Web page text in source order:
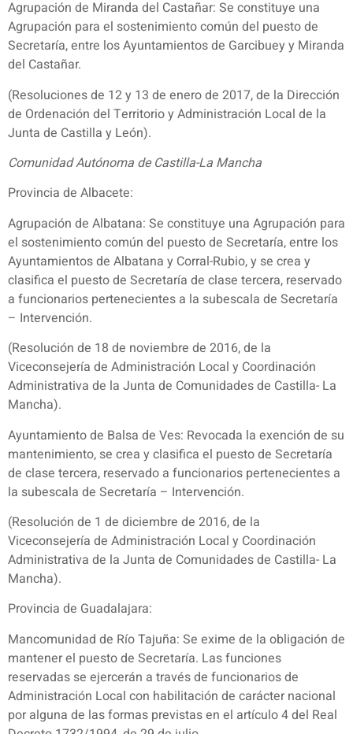
Agrupación de Miranda del Castañar: Se constituye una
Agrupación para el sostenimiento común del puesto de
Secretaría, entre los Ayuntamientos de Garcibuey y Miranda
del Castañar.
(Resoluciones de 12 y 13 de enero de 2017, de la Dirección
de Ordenación del Territorio y Administración Local de la
Junta de Castilla y León).
Comunidad Autónoma de Castilla-La Mancha
Provincia de Albacete:
Agrupación de Albatana: Se constituye una Agrupación para
el sostenimiento común del puesto de Secretaría, entre los
Ayuntamientos de Albatana y Corral-Rubio, y se crea y
clasifica el puesto de Secretaría de clase tercera, reservado
a funcionarios pertenecientes a la subescala de Secretaría
– Intervención.
(Resolución de 18 de noviembre de 2016, de la
Viceconsejería de Administración Local y Coordinación
Administrativa de la Junta de Comunidades de Castilla- La
Mancha).
Ayuntamiento de Balsa de Ves: Revocada la exención de su
mantenimiento, se crea y clasifica el puesto de Secretaría
de clase tercera, reservado a funcionarios pertenecientes a
la subescala de Secretaría – Intervención.
(Resolución de 1 de diciembre de 2016, de la
Viceconsejería de Administración Local y Coordinación
Administrativa de la Junta de Comunidades de Castilla- La
Mancha).
Provincia de Guadalajara:
Mancomunidad de Río Tajuña: Se exime de la obligación de
mantener el puesto de Secretaría. Las funciones
reservadas se ejercerán a través de funcionarios de
Administración Local con habilitación de carácter nacional
por alguna de las formas previstas en el artículo 4 del Real